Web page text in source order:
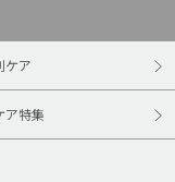
ケア
ア特集